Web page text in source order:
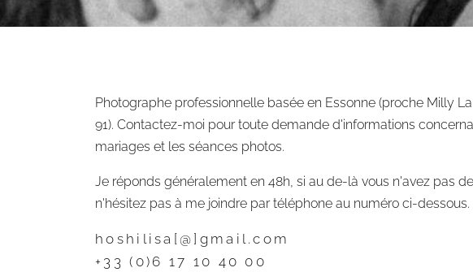
Photographe professionnelle basée en Essonne (proche Milly
91). Contactez-moi pour toute demande d'informations
mariages et les séances photos.
Je réponds généralement en 48h, si au de-là vous n'avez pas
n'hésitez pas à me joindre par téléphone au numéro ci-dessous.
hoshilisa[@]gmail.com
+33 (0)6 17 10 40 00